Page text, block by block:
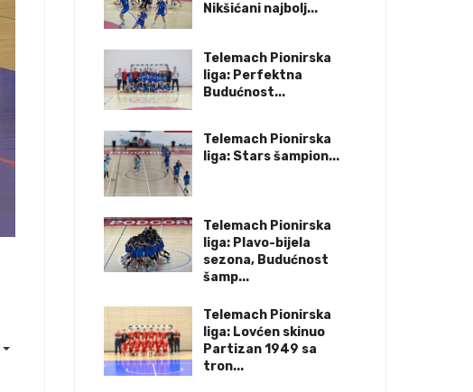
Nikšićani najbolj...
Telemach Pionirska
liga: Perfektna
Budućnost...
Telemach Pionirska
liga: Stars šampion...
Telemach Pionirska
liga: Plavo-bijela
sezona, Budućnost
šamp...
Telemach Pionirska
liga: Lovćen skinuo
Partizan 1949 sa
tron...